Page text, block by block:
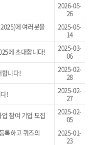
2026-05-
26
에 여러분을
2025-05-
14
에 초대합니다!
2025-03-
06
합니다!
2025-02-
28
!
2025-02-
27
참여 기업 모집
2025-02-
05
록하고 퀴즈의
2025-01-
23